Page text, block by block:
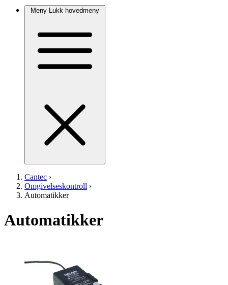
Meny Lukk hovedmeny
Cantec ›
Omgivelseskontroll ›
Automatikker
Automatikker